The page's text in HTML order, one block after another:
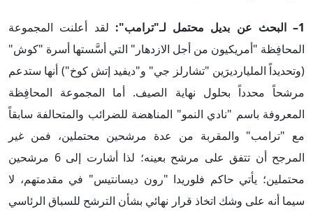
1– البحث عن بديل محتمل لـ"ترامب":
لقد أعلنت المجموعة
المحافِظة "أمريكيون من أجل الازدهار" التي أسَّستها أسرة "كوش"
(وتحديداً المليارديرَين "تشارلز جي" و"ديفيد إتش كوخ") أنها ستدعم
مرشحاً محدداً بحلول نهاية الصيف. أما المجموعة المحافِظة
المعروفة باسم "نادي النمو" المناهضة للضرائب والمتحالفة سابقاً
مع "ترامب" والمقربة من عدة مرشحين محتملين، فمن غير
المرجح أن تتفق على مرشح بعينه؛ لذا أشارت إلى 6 مرشحين
محتملين؛ يأتي حاكم فلوريدا "رون ديسانتيس" في مقدمتهم، لا
سيما أنه على وشك اتخاذ قرار نهائي بشأن الترشح للسباق الرئاسي